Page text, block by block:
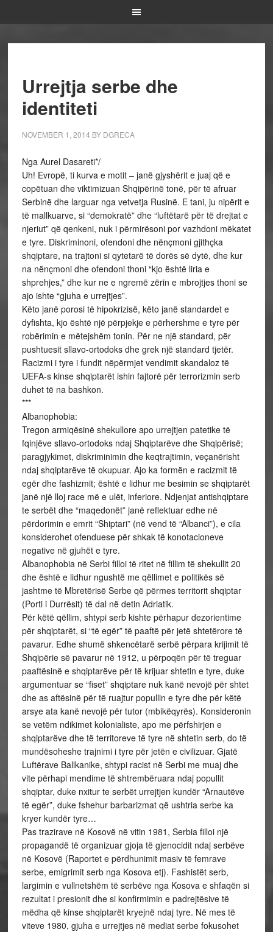
Urrejtja serbe dhe
identiteti
NOVEMBER 1, 2014 BY DGRECA
Nga Aurel Dasareti*/
Uh! Evropë, ti kurva e motit – janë gjyshërit e juaj që e
copëtuan dhe viktimizuan Shqipërinë tonë, për të afruar
Serbinë dhe larguar nga vetvetja Rusinë. E tani, ju nipërit e
të mallkuarve, si “demokratë” dhe “luftëtarë për të drejtat e
njeriut” që qenkeni, nuk i përmirësoni por vazhdoni mëkatet
e tyre. Diskriminoni, ofendoni dhe nënçmoni gjithçka
shqiptare, na trajtoni si qytetarë të dorës së dytë, dhe kur
na nënçmoni dhe ofendoni thoni “kjo është liria e
shprehjes,” dhe kur ne e ngremë zërin e mbrojtjes thoni se
ajo ishte “gjuha e urrejtjes”.
Këto janë porosi të hipokrizisë, këto janë standardet e
dyfishta, kjo është një përpjekje e përhershme e tyre për
robërimin e mëtejshëm tonin. Për ne një standard, për
pushtuesit sllavo-ortodoks dhe grek një standard tjetër.
Racizmi i tyre i fundit nëpërmjet vendimit skandaloz të
UEFA-s kinse shqiptarët ishin fajtorë për terrorizmin serb
duhet të na bashkon.
***
Albanophobia:
Tregon armiqësinë shekullore apo urrejtjen patetike të
fqinjëve sllavo-ortodoks ndaj Shqiptarëve dhe Shqipërisë;
paragjykimet, diskriminimin dhe keqtrajtimin, veçanërisht
ndaj shqiptarëve të okupuar. Ajo ka formën e racizmit të
egër dhe fashizmit; është e lidhur me besimin se shqiptarët
janë një lloj race më e ulët, inferiore. Ndjenjat antishqiptare
te serbët dhe “maqedonët” janë reflektuar edhe në
përdorimin e emrit “Shiptari” (në vend të “Albanci”), e cila
konsiderohet ofenduese për shkak të konotacioneve
negative në gjuhët e tyre.
Albanophobia në Serbi filloi të ritet në fillim të shekullit 20
dhe është e lidhur ngushtë me qëllimet e politikës së
jashtme të Mbretërisë Serbe që përmes territorit shqiptar
(Porti i Durrësit) të dal në detin Adriatik.
Për këtë qëllim, shtypi serb kishte përhapur dezorientime
për shqiptarët, si “të egër” të paaftë për jetë shtetërore të
pavarur. Edhe shumë shkencëtarë serbë përpara krijimit të
Shqipërie së pavarur në 1912, u përpoqën për të treguar
paaftësinë e shqiptarëve për të krijuar shtetin e tyre, duke
argumentuar se “fiset” shqiptare nuk kanë nevojë për shtet
dhe as aftësinë për të ruajtur popullin e tyre dhe për këtë
arsye ata kanë nevojë për tutor (mbikëqyrës). Konsideronin
se vetëm ndikimet kolonialiste, apo me përfshirjen e
shqiptarëve dhe të territoreve të tyre në shtetin serb, do të
mundësoheshe trajnimi i tyre për jetën e civilizuar. Gjatë
Luftërave Ballkanike, shtypi racist në Serbi me muaj dhe
vite përhapi mendime të shtrembëruara ndaj popullit
shqiptar, duke nxitur te serbët urrejtjen kundër “Arnautëve
të egër”, duke fshehur barbarizmat që ushtria serbe ka
kryer kundër tyre…
Pas trazirave në Kosovë në vitin 1981, Serbia filloi një
propagandë të organizuar gjoja të gjenocidit ndaj serbëve
në Kosovë (Raportet e përdhunimit masiv të femrave
serbe, emigrimit serb nga Kosova etj). Fashistët serb,
largimin e vullnetshëm të serbëve nga Kosova e shfaqën si
rezultat i presionit dhe si konfirmimin e padrejtësive të
mëdha që kinse shqiptarët kryejnë ndaj tyre. Në mes të
viteve 1980, gjuha e urrejtjes në mediat serbe fokusohet